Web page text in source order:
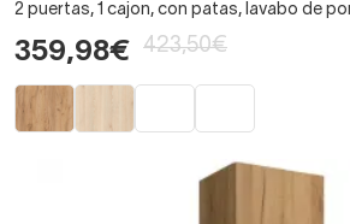
2 puertas, 1 cajon, con patas, lavabo de
359,98€ 423,50€